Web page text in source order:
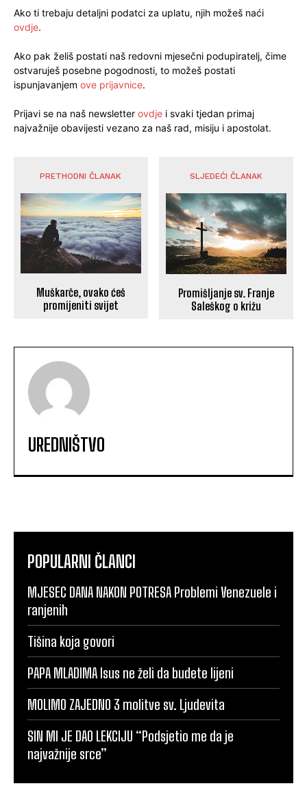
Ako ti trebaju detaljni podatci za uplatu, njih možeš naći
ovdje.
Ako pak želiš postati naš redovni mjesečni podupiratelj, čime
ostvaruješ posebne pogodnosti, to možeš postati
ispunjavanjem ove prijavnice.
Prijavi se na naš newsletter ovdje i svaki tjedan primaj
najvažnije obavijesti vezano za naš rad, misiju i apostolat.
PRETHODNI ČLANAK
Muškarče, ovako ćeš
promijeniti svijet
SLJEDEĆI ČLANAK
Promišljanje sv. Franje
Saleškog o križu
UREDNIŠTVO
POPULARNI ČLANCI
MJESEC DANA NAKON POTRESA Problemi Venezuele i
ranjenih
Tišina koja govori
PAPA MLADIMA Isus ne želi da budete lijeni
MOLIMO ZAJEDNO 3 molitve sv. Ljudevita
SIN MI JE DAO LEKCIJU “Podsjetio me da je
najvažnije srce”